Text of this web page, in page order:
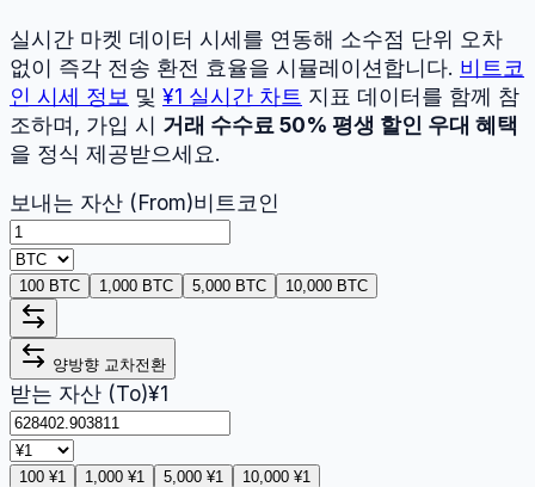
실시간 마켓 데이터 시세를 연동해 소수점 단위 오차
없이 즉각 전송 환전 효율을 시뮬레이션합니다. 비트코
인 시세 정보 및 ¥1 실시간 차트 지표 데이터를 함께 참
조하며, 가입 시 거래 수수료 50% 평생 할인 우대 혜택
을 정식 제공받으세요.
보내는 자산 (From)비트코인
100 BTC 1,000 BTC 5,000 BTC 10,000 BTC
양방향 교차전환
받는 자산 (To)¥1
100 ¥1 1,000 ¥1 5,000 ¥1 10,000 ¥1